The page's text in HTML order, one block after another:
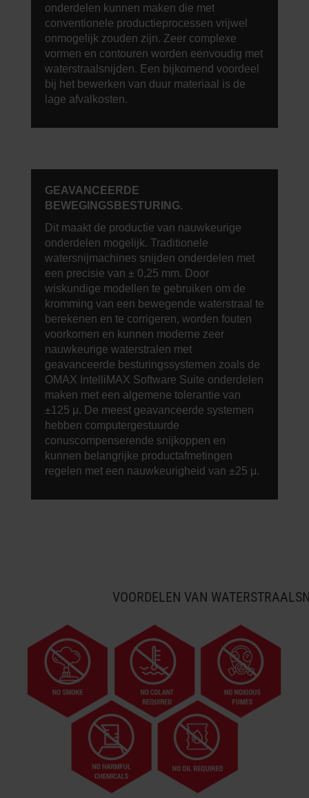
onderdelen kunnen maken die met
conventionele productieprocessen vrijwel
onmogelijk zouden zijn. Zeer complexe
vormen en contouren worden eenvoudig met
waterstraalsnijden. Een bijkomend voordeel
bij het bewerken van duur materiaal is de
lage afvalkosten.
GEAVANCEERDE
BEWEGINGSBESTURING.
Dit maakt de productie van nauwkeurige
onderdelen mogelijk. Traditionele
watersnijmachines snijden onderdelen met
een precisie van ± 0,25 mm. Door
wiskundige modellen te gebruiken om de
kromming van een bewegende waterstraal te
berekenen en te corrigeren, worden fouten
voorkomen en kunnen moderne zeer
nauwkeurige waterstralen met
geavanceerde besturingssystemen zoals de
OMAX IntelliMAX Software Suite onderdelen
maken met een algemene tolerantie van
±125 μ. De meest geavanceerde systemen
hebben computergestuurde
conuscompenserende snijkoppen en
kunnen belangrijke productafmetingen
regelen met een nauwkeurigheid van ±25 μ.
VOORDELEN VAN